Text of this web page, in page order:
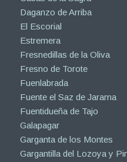
Daganzo de Arriba
El Escorial
Estremera
Fresnedillas de la Oliva
Fresno de Torote
Fuenlabrada
Fuente el Saz de Jarama
Fuentidueña de Tajo
Galapagar
Garganta de los Montes
Gargantilla del Lozoya y